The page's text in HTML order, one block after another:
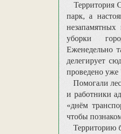
Территория
парк, а
уборки
Еженедельно
делегирует
проведено уже
Помогали
и работники
«днём
чтобы
Территорию